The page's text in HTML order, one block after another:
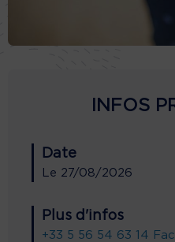
INFOS
Date
Le 27/08/2026
Plus d'infos
+33 5 56 54 63 14